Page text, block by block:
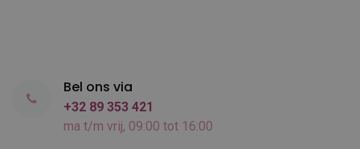
Bel ons via
+32 89 353 421
ma t/m vrij, 09:00 tot 16:00